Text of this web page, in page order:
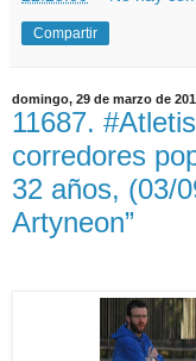
Compartir
domingo, 29 de marzo de
11687.
corredores
32 años, (03/
Artyneon”